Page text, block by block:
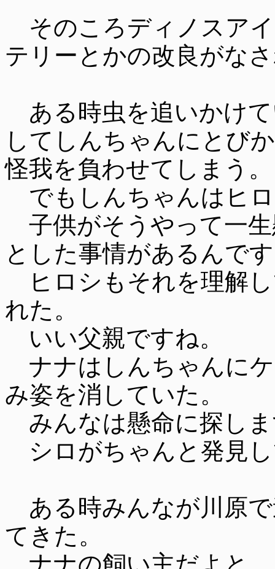
そのころディノスア
テリーとかの改良がな
ある時虫を追いかけ
してしんちゃんにとび
怪我を負わせてしまう。
でもしんちゃんはヒ
子供がそうやって一
とした事情があるんで
ヒロシもそれを理解
れた。
いい父親ですね。
ナナはしんちゃんに
み姿を消していた。
みんなは懸命に探し
シロがちゃんと発見
ある時みんなが川原
てきた。